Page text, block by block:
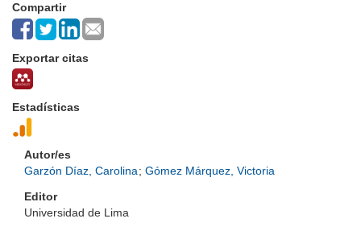
Compartir
Exportar citas
Estadísticas
Autor/es
Garzón Díaz, Carolina; Gómez Márquez, Victoria
Editor
Universidad de Lima